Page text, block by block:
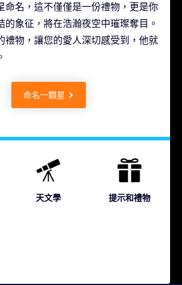
命名，這不僅僅是一份禮物，更是你
的象征，將在浩瀚夜空中璀璨奪目。
禮物，讓您的愛人深切感受到，他就
命名一顆星
天文學 提示和禮物